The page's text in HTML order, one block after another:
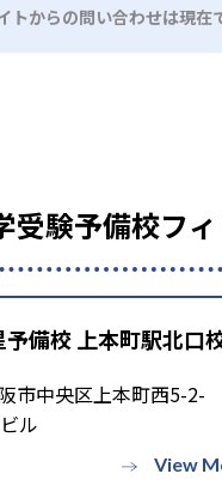
トからの問い合わせは現在
受験予備校フ
予備校 上本町駅北口
市中央区上本町西5-2-
ル